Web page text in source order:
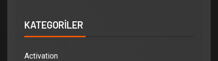
KATEGORILER
Activation